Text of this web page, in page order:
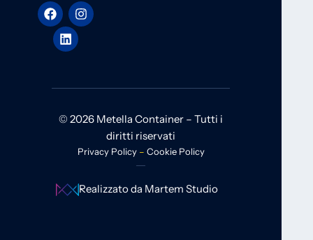
© 2026 Metella Container – Tutti i
diritti riservati
Privacy Policy– Cookie Policy
Realizzato da Martem Studio